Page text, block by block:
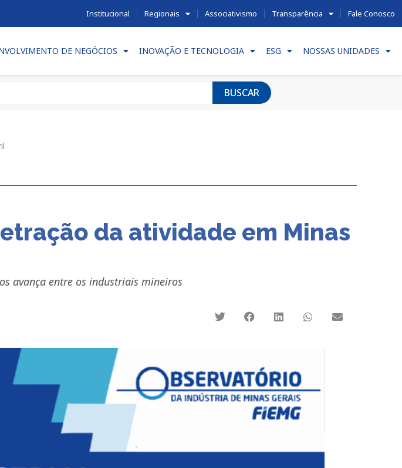
Institucional Regionais Associativismo Transparência Fale Conosco
DE NEGÓCIOS INOVAÇÃO E TECNOLOGIA ESG NOSSAS UNIDADES
BUSCAR
da atividade em Minas
avança entre os industriais mineiros